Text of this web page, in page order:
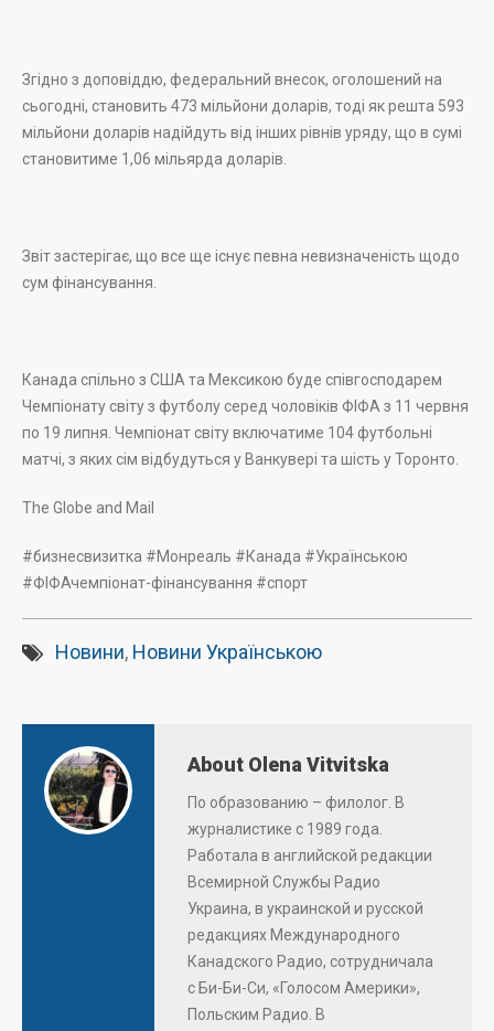
Згідно з доповіддю, федеральний внесок, оголошений на
сьогодні, становить 473 мільйони доларів, тоді як решта 593
мільйони доларів надійдуть від інших рівнів уряду, що в сумі
становитиме 1,06 мільярда доларів.
Звіт застерігає, що все ще існує певна невизначеність щодо
сум фінансування.
Канада спільно з США та Мексикою буде співгосподарем
Чемпіонату світу з футболу серед чоловіків ФІФА з 11 червня
по 19 липня. Чемпіонат світу включатиме 104 футбольні
матчі, з яких сім відбудуться у Ванкувері та шість у Торонто.
The Globe and Mail
#бизнесвизитка #Монреаль #Канада #Українською
#ФІФАчемпіонат-фінансування #спорт
Новини, Новини Українською
About Olena Vitvitska
По образованию – филолог. В
журналистике с 1989 года.
Работала в английской редакции
Всемирной Службы Радио
Украина, в украинской и русской
редакциях Международного
Канадского Радио, сотрудничала
с Би-Би-Си, «Голосом Америки»,
Польским Радио. В